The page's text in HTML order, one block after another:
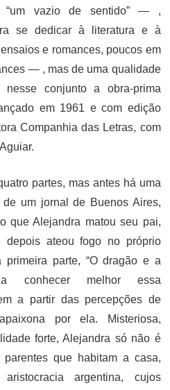
“um vazio de sentido” — ,
se dedicar à literatura e à
e romances, poucos em
— , mas de uma qualidade
nesse conjunto a obra-prima
em 1961 e com edição
Companhia das Letras, com
partes, mas antes há uma
de um jornal de Buenos Aires,
que Alejandra matou seu pai,
depois ateou fogo no próprio
primeira parte, “O dragão e a
a conhecer melhor essa
a partir das percepções de
por ela. Misteriosa,
forte, Alejandra só não é
que habitam a casa,
argentina, cujos